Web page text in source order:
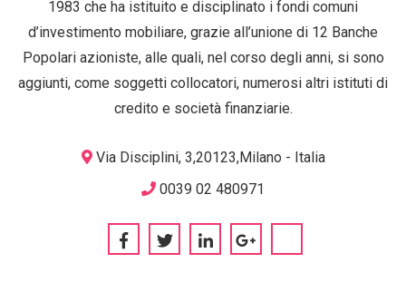
1983 che ha istituito e disciplinato i fondi comuni
d’investimento mobiliare, grazie all’unione di 12 Banche
Popolari azioniste, alle quali, nel corso degli anni, si sono
aggiunti, come soggetti collocatori, numerosi altri istituti di
credito e società finanziarie.
Via Disciplini, 3,20123,Milano - Italia
0039 02 480971